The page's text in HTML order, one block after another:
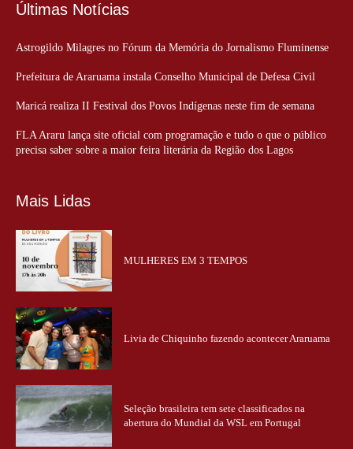
Últimas Notícias
Astrogildo Milagres no Fórum da Memória do Jornalismo Fluminense
Prefeitura de Araruama instala Conselho Municipal de Defesa Civil
Maricá realiza II Festival dos Povos Indígenas neste fim de semana
FLA Araru lança site oficial com programação e tudo o que o público
precisa saber sobre a maior feira literária da Região dos Lagos
Mais Lidas
MULHERES EM 3 TEMPOS
Livia de Chiquinho fazendo acontecer Araruama
Seleção brasileira tem sete classificados na
abertura do Mundial da WSL em Portugal